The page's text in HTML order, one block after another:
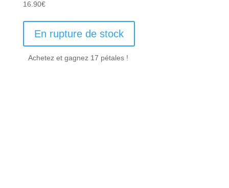
16.90€
En rupture de stock
Achetez et gagnez 17 pétales !